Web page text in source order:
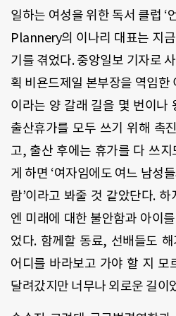
일하는 여성을 위한 독서 클럽 ‘
Plannery의 이나리 대표는 지
기를 겪었다. 중앙일보 기자로
획 비욘드제일 본부장을 역임한
이라는 양 갈래 길을 몇 번이나
출산휴가를 모두 쓰기 위해 촉
고, 출산 후에는 휴가를 다 쓰
게 하면 ‘여자임에도 여느 남성
람’이라고 봐줄 것 같았단다. 하
엔 미래에 대한 불안함과 아이
었다. 함께할 동료, 선배들도
어디를 바라보고 가야 할 지 모
달려갔지만 너무나 외로운 길이